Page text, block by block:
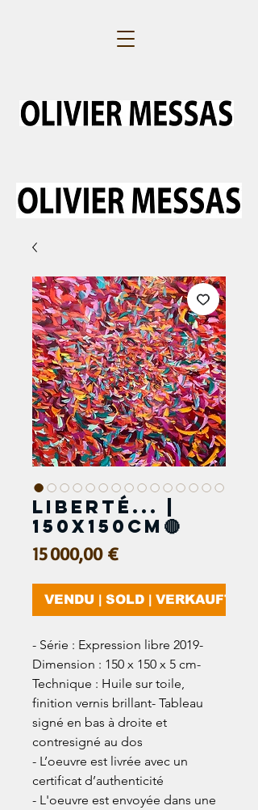
Liberté... |
150x150cm🔴
15 000,00 €Prix
VENDU | SOLD | VERKAUFT
- Série : Expression libre 2019-
Dimension : 150 x 150 x 5 cm-
Technique : Huile sur toile,
finition vernis brillant- Tableau
signé en bas à droite et
contresigné au dos
- L’oeuvre est livrée avec un
certificat d’authenticité
- L'oeuvre est envoyée dans une